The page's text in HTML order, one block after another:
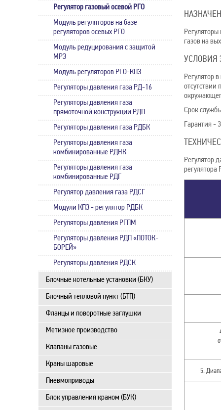
Регулятор газовый осевой РГО
Модуль регуляторов на базе
регуляторов осевых РГО
Модуль редуцирования с защитой
МРЗ
Модуль регуляторов РГО-КПЗ
Регуляторы давления газа РД-16
Регуляторы давления газа
прямоточной конструкции РДП
Регуляторы давления газа РДБК
Регуляторы давления газа
комбинированные РДНК
Регуляторы давления газа
комбинированные РДГ
Регулятор давления газа РДСГ
Модули КПЗ - регулятор РДБК
Регуляторы давления РГПМ
Регуляторы давления РДП «ПОТОК-
БОРЕЙ»
Регуляторы давления РДСК
Блочные котельные установки (БКУ)
Блочный тепловой пункт (БТП)
Фланцы и поворотные заглушки
Метизное производство
Клапаны газовые
Краны шаровые
Пневмоприводы
Блок управления краном (БУК)
газов на
УСЛОВИЯ
Регулятор
отсутствии
Срок
Гарантия -
Регулятор
5.